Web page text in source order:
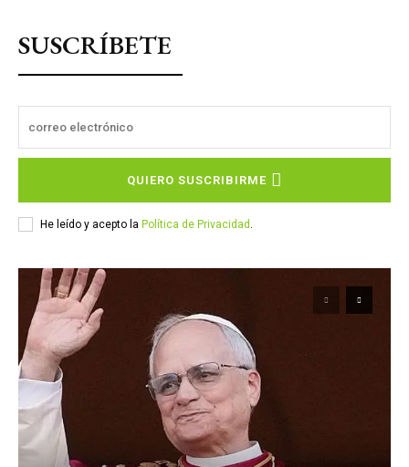
SUSCRÍBETE
QUIERO SUSCRIBIRME
He leído y acepto la Política de Privacidad